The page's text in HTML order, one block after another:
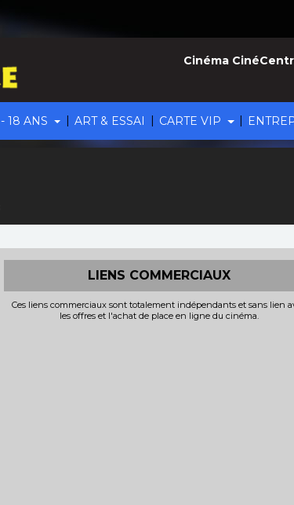
- 18 ANS | ART & ESSAI | CARTE VIP |
Cinéma
LIENS COMMERCIAUX
Ces liens commerciaux sont totalement indépendants et sans lien
les offres et l'achat de place en ligne du cinéma.